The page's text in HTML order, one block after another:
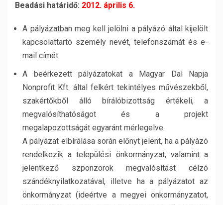
Beadási határidő: 2012. április 6.
A pályázatban meg kell jelölni a pályázó által kijelölt
kapcsolattartó személy nevét, telefonszámát és e-
mail címét.
A beérkezett pályázatokat a Magyar Dal Napja
Nonprofit Kft. által felkért tekintélyes művészekből,
szakértőkből álló bírálóbizottság értékeli, a
megvalósíthatóságot és a projekt
megalapozottságát egyaránt mérlegelve.
A pályázat elbírálása során előnyt jelent, ha a pályázó
rendelkezik a települési önkormányzat, valamint a
jelentkező szponzorok megvalósítást célzó
szándéknyilatkozatával, illetve ha a pályázatot az
önkormányzat (ideértve a megyei önkormányzatot,